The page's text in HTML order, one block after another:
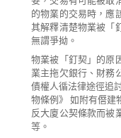
的物業的交易時，應
其解釋清楚物業被「
無謂爭拗。
物業被「釘契」的原
業主拖欠銀行、財務
債權人循法律途徑追
物條例》 如附有僭建
反大廈公契條款而被
等。